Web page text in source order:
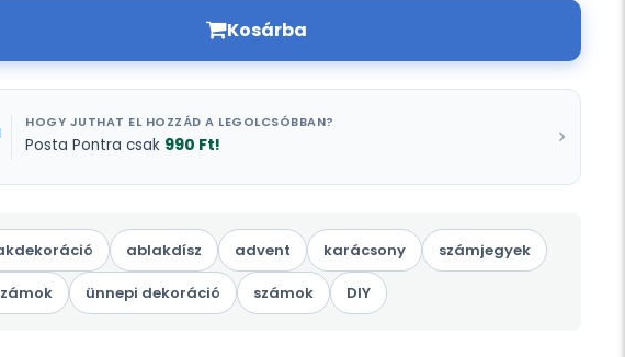
Kosárba
HOGY JUTHAT EL HOZZÁD A LEGOLCSÓBBAN?
Posta Pontra csak 990 Ft!
ablakdísz advent karácsony számjegyek
ünnepi dekoráció számok DIY